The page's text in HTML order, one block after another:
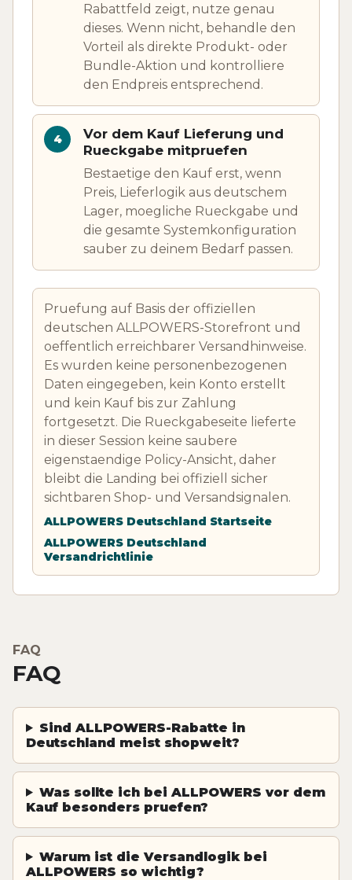
Rabattfeld zeigt, nutze genau
dieses. Wenn nicht, behandle den
Vorteil als direkte Produkt- oder
Bundle-Aktion und kontrolliere
den Endpreis entsprechend.
Vor dem Kauf Lieferung und
Rueckgabe mitpruefen
Bestaetige den Kauf erst, wenn
Preis, Lieferlogik aus deutschem
Lager, moegliche Rueckgabe und
die gesamte Systemkonfiguration
sauber zu deinem Bedarf passen.
Pruefung auf Basis der offiziellen
deutschen ALLPOWERS-Storefront und
oeffentlich erreichbarer Versandhinweise.
Es wurden keine personenbezogenen
Daten eingegeben, kein Konto erstellt
und kein Kauf bis zur Zahlung
fortgesetzt. Die Rueckgabeseite lieferte
in dieser Session keine saubere
eigenstaendige Policy-Ansicht, daher
bleibt die Landing bei offiziell sicher
sichtbaren Shop- und Versandsignalen.
ALLPOWERS Deutschland Startseite
ALLPOWERS Deutschland
Versandrichtlinie
FAQ
FAQ
Sind ALLPOWERS-Rabatte in
Deutschland meist shopweit?
Was sollte ich bei ALLPOWERS vor dem
Kauf besonders pruefen?
Warum ist die Versandlogik bei
ALLPOWERS so wichtig?